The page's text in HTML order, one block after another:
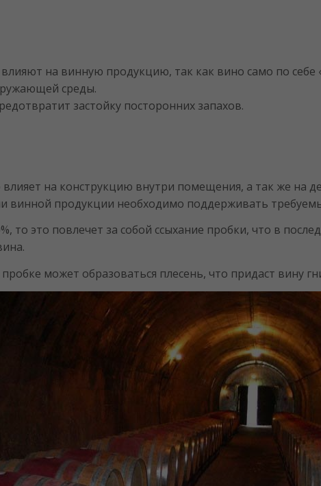
на винную продукцию, так как вино само по
среды.
застойку посторонних запахов.
на конструкцию внутри помещения, а так же на
винной продукции необходимо поддерживать
то это повлечет за собой ссыхание пробки, что в
может образоваться плесень, что придаст вину